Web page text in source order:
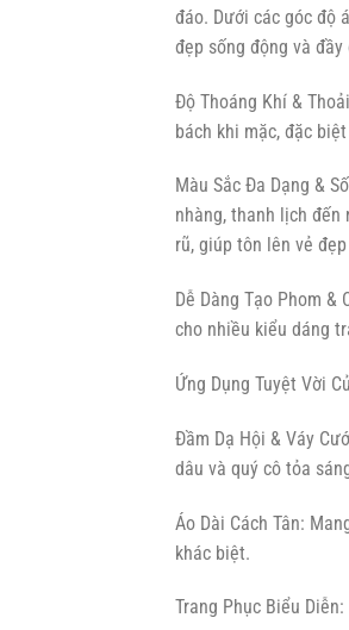
đáo. Dưới các góc độ
đẹp sống động và
Độ Thoáng Khí &
bách khi mặc, đặc
Màu Sắc Đa Dạng &
nhàng, thanh lịch đến
rũ, giúp tôn lên vẻ
Dễ Dàng Tạo Phom
cho nhiều kiểu dáng
Ứng Dụng Tuyệt Vời
Đầm Dạ Hội & Váy
dâu và quý cô tỏa
Áo Dài Cách Tân:
khác biệt.
Trang Phục Biểu